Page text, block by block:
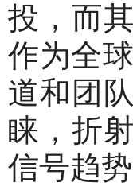
投，而
作为全
道和团
睐，折
信号趋势